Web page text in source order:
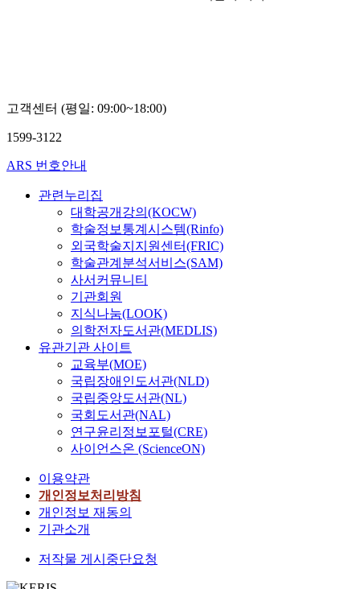
고객센터 (평일: 09:00~18:00)
1599-3122
ARS 번호안내
관련누리집
대학공개강의(KOCW)
학술정보통계시스템(Rinfo)
외국학술지지원센터(FRIC)
학술관계분석서비스(SAM)
사서커뮤니티
기관회원
지식나눔(LOOK)
의학전자도서관(MEDLIS)
유관기관 사이트
교육부(MOE)
국립장애인도서관(NLD)
국립중앙도서관(NL)
국회도서관(NAL)
연구윤리정보포털(CRE)
사이언스온 (ScienceON)
이용약관
개인정보처리방침
개인정보 재동의
기관소개
저작물 게시중단요청